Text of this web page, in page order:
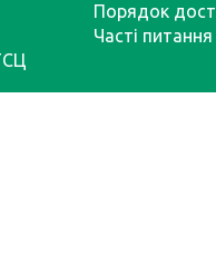
Порядок
Часті питання